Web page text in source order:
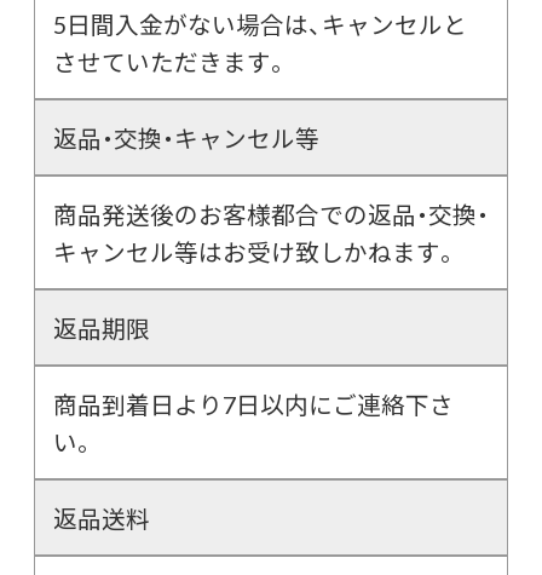
5日間入金がない場合は、キャンセルと
させていただきます。
返品・交換・キャンセル等
商品発送後のお客様都合での返品・交換・
キャンセル等はお受け致しかねます。
返品期限
商品到着日より7日以内にご連絡下さ
い。
返品送料